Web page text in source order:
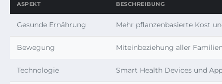
ASPEKT BESCHREIBUNG
Gesunde Ernährung Mehr pflanzenbasierte Kost
Bewegung Miteinbeziehung aller
Technologie Smart Health Devices und